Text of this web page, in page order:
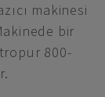
makinesi
bir
800-